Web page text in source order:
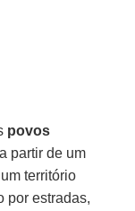
povos
partir de um
território
por estradas,